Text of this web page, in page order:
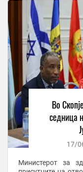
Во
седница
17/
Министерот за